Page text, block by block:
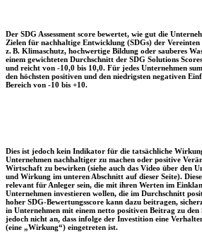
Der SDG Assessment score bewertet, wie gut die
Zielen für nachhaltige Entwicklung (SDGs) der
z. B. Klimaschutz, hochwertige Bildung oder sauberes
einem gewichteten Durchschnitt der SDG Solutions
und reicht von -10,0 bis 10,0. Für jedes Unternehmen
den höchsten positiven und den niedrigsten negativen
Bereich von -10 bis +10.
Dies ist jedoch kein Indikator für die tatsächliche
Unternehmen nachhaltiger zu machen oder positive
Wirtschaft zu bewirken (siehe auch das Video über den
und Wirkung im unteren Abschnitt auf dieser Seite).
relevant für Anleger sein, die mit ihren Werten im
Unternehmen investieren wollen, die im Durchschnitt
hoher SDG-Bewertungsscore kann dazu beitragen,
in Unternehmen mit einem netto positiven Beitrag zu
jedoch nicht an, dass infolge der Investition eine
(eine „Wirkung“) eingetreten ist.